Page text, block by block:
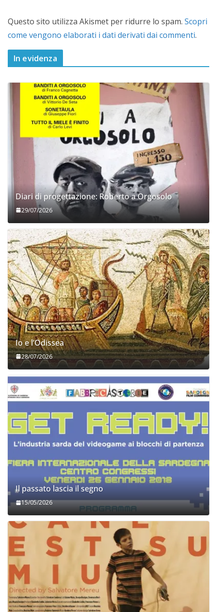
Questo sito utilizza Akismet per ridurre lo spam. Scopri
come vengono elaborati i dati derivati dai commenti.
In evidenza
Diari di progettazione: Roberto a Orgosolo
29/07/2026
Io e l’Odissea
28/07/2026
Il passato lascia il segno
15/05/2026